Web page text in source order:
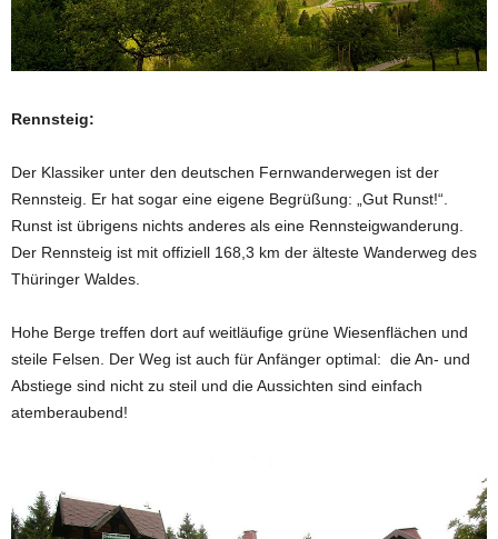
Rennsteig:
Der Klassiker unter den deutschen Fernwanderwegen ist der
Rennsteig. Er hat sogar eine eigene Begrüßung: „Gut Runst!“.
Runst ist übrigens nichts anderes als eine Rennsteigwanderung.
Der Rennsteig ist mit offiziell 168,3 km der älteste Wanderweg des
Thüringer Waldes.
Hohe Berge treffen dort auf weitläufige grüne Wiesenflächen und
steile Felsen. Der Weg ist auch für Anfänger optimal: die An- und
Abstiege sind nicht zu steil und die Aussichten sind einfach
atemberaubend!